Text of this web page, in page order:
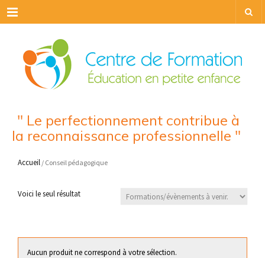
Menu
" Le perfectionnement contribue à
la reconnaissance professionnelle "
Accueil / Conseil pédagogique
Voici le seul résultat
Aucun produit ne correspond à votre sélection.